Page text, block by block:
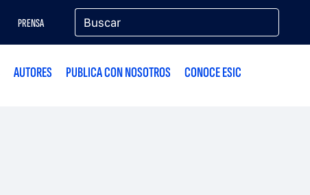
PRENSA
AUTORES PUBLICA CON NOSOTROS CONOCE ESIC